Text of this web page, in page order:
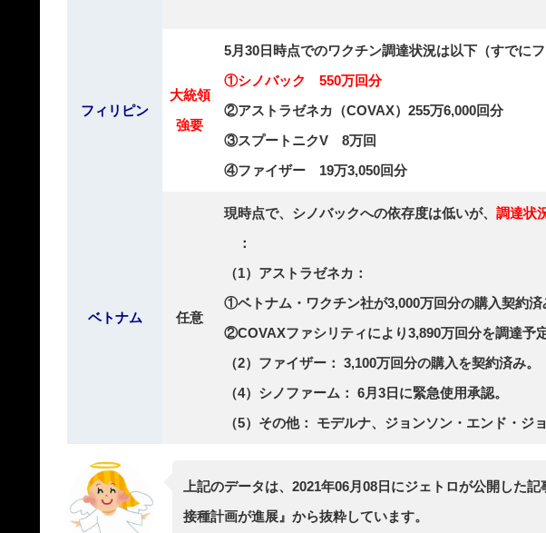
フィリピン
大統領
強要
5月30日時点でのワクチン調達状況は以下（すでに
①シノバック 550万回分
②アストラゼネカ（COVAX）255万6,000回分
③スプートニクV 8万回
④ファイザー 19万3,050回分
ベトナム 任意
現時点で、シノバックへの依存度は低いが、 調達状
：
（1）アストラゼネカ：
①ベトナム・ワクチン社が3,000万回分の購入契約済
②COVAXファシリティにより3,890万回分を調達予
（2）ファイザー： 3,100万回分の購入を契約済み
（4）シノファーム： 6月3日に緊急使用承認。
（5）その他： モデルナ、ジョンソン・エンド・ジ
上記のデータは、2021年06月08日にジェトロが公開した
接種計画が進展』から抜粋しています。